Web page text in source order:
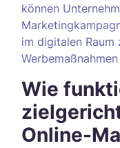
können
im digitalen
Wie
Online-